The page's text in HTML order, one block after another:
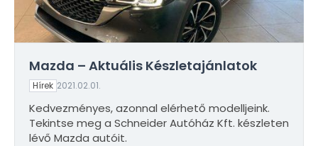
Mazda – Aktuális Készletajánlatok
Hírek 2021.02.01.
Kedvezményes, azonnal elérhető modelljeink.
Tekintse meg a Schneider Autóház Kft. készleten
lévő Mazda autóit.